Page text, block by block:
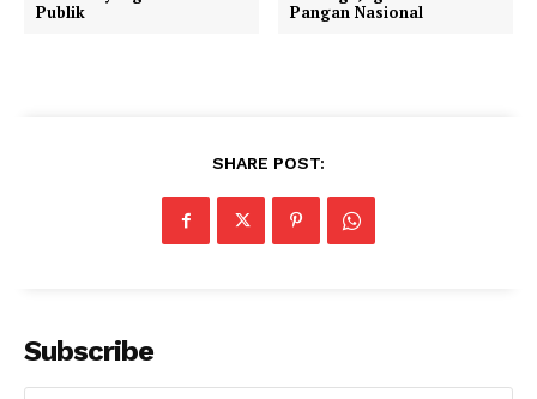
Publik
Pangan Nasional
SHARE POST:
Subscribe